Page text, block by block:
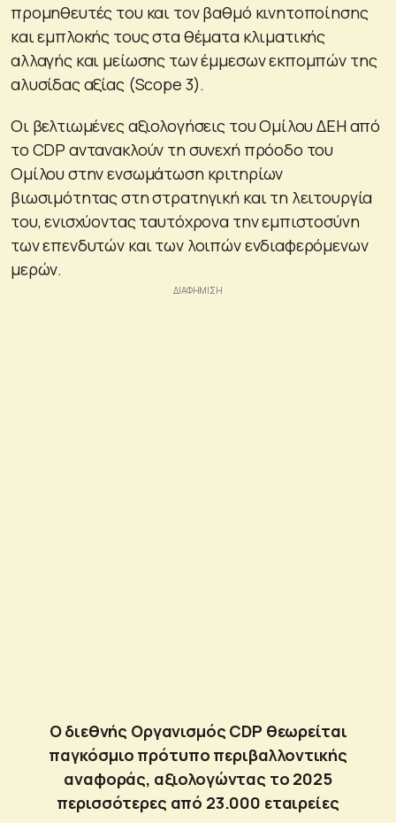
προμηθευτές του και τον βαθμό κινητοποίησης
και εμπλοκής τους στα θέματα κλιματικής
αλλαγής και μείωσης των έμμεσων εκπομπών της
αλυσίδας αξίας (Scope 3).
Οι βελτιωμένες αξιολογήσεις του Ομίλου ΔΕΗ από
το CDP αντανακλούν τη συνεχή πρόοδο του
Ομίλου στην ενσωμάτωση κριτηρίων
βιωσιμότητας στη στρατηγική και τη λειτουργία
του, ενισχύοντας ταυτόχρονα την εμπιστοσύνη
των επενδυτών και των λοιπών ενδιαφερόμενων
μερών.
Ο διεθνής Οργανισμός CDP θεωρείται
παγκόσμιο πρότυπο περιβαλλοντικής
αναφοράς, αξιολογώντας το 2025
περισσότερες από 23.000 εταιρείες